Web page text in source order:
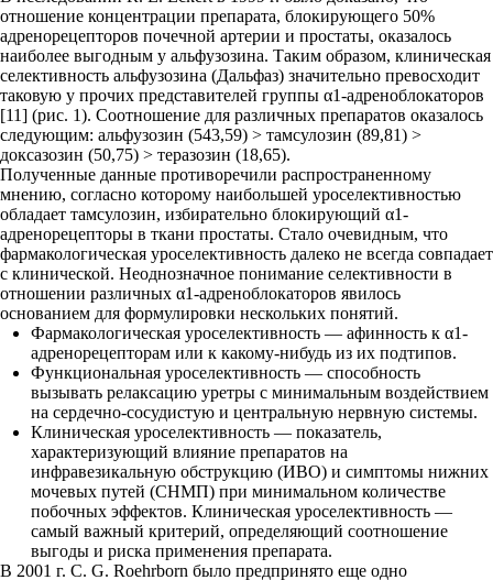
отношение концентрации препарата, блокирующего 50%
адренорецепторов почечной артерии и простаты, оказалось
наиболее выгодным у альфузозина. Таким образом, клиническая
селективность альфузозина (Дальфаз) значительно превосходит
таковую у прочих представителей группы α1-адреноблокаторов
[11] (рис. 1). Соотношение для различных препаратов оказалось
следующим: альфузозин (543,59) > тамсулозин (89,81) >
доксазозин (50,75) > теразозин (18,65).
Полученные данные противоречили распространенному
мнению, согласно которому наибольшей уроселективностью
обладает тамсулозин, избирательно блокирующий α1-
адренорецепторы в ткани простаты. Стало очевидным, что
фармакологическая уроселективность далеко не всегда совпадает
с клинической. Неоднозначное понимание селективности в
отношении различных α1-адреноблокаторов явилось
основанием для формулировки нескольких понятий.
Фармакологическая уроселективность — афинность к α1-
адренорецепторам или к какому-нибудь из их подтипов.
Функциональная уроселективность — способность
вызывать релаксацию уретры с минимальным воздействием
на сердечно-сосудистую и центральную нервную системы.
Клиническая уроселективность — показатель,
характеризующий влияние препаратов на
инфравезикальную обструкцию (ИВО) и симптомы нижних
мочевых путей (СНМП) при минимальном количестве
побочных эффектов. Клиническая уроселективность —
самый важный критерий, определяющий соотношение
выгоды и риска применения препарата.
В 2001 г. C. G. Roehrborn было предпринято еще одно